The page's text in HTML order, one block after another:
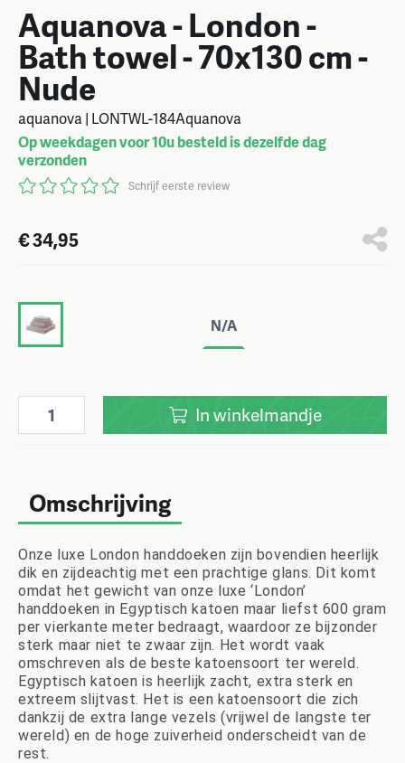
Aquanova - London -
Bath towel - 70x130 cm -
Nude
aquanova | LONTWL-184Aquanova
Op weekdagen voor 10u besteld is dezelfde dag
verzonden
Schrijf eerste review
€ 34,95
N/A
Inwinkelmandje
Omschrijving
Onze luxe London handdoeken zijn bovendien heerlijk
dik en zijdeachtig met een prachtige glans. Dit komt
omdat het gewicht van onze luxe ‘London’
handdoeken in Egyptisch katoen maar liefst 600 gram
per vierkante meter bedraagt, waardoor ze bijzonder
sterk maar niet te zwaar zijn. Het wordt vaak
omschreven als de beste katoensoort ter wereld.
Egyptisch katoen is heerlijk zacht, extra sterk en
extreem slijtvast. Het is een katoensoort die zich
dankzij de extra lange vezels (vrijwel de langste ter
wereld) en de hoge zuiverheid onderscheidt van de
rest.